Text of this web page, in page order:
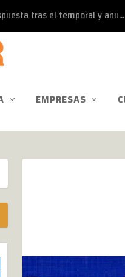
tras el temporal y anu...
EMPRESAS